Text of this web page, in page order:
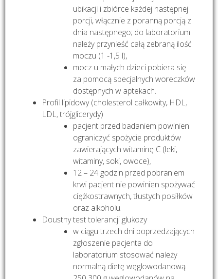
ubikacji i zbiórce każdej następnej
porcji, włącznie z poranną porcją z
dnia następnego; do laboratorium
należy przynieść całą zebraną ilość
moczu (1 -1,5 l),
mocz u małych dzieci pobiera się
za pomocą specjalnych woreczków
dostępnych w aptekach.
Profil lipidowy (cholesterol całkowity, HDL,
LDL, trójglicerydy)
pacjent przed badaniem powinien
ograniczyć spożycie produktów
zawierających witaminę C (leki,
witaminy, soki, owoce),
12 – 24 godzin przed pobraniem
krwi pacjent nie powinien spożywać
ciężkostrawnych, tłustych posiłków
oraz alkoholu.
Doustny test tolerancji glukozy
w ciągu trzech dni poprzedzających
zgłoszenie pacjenta do
laboratorium stosować należy
normalną dietę węglowodanową